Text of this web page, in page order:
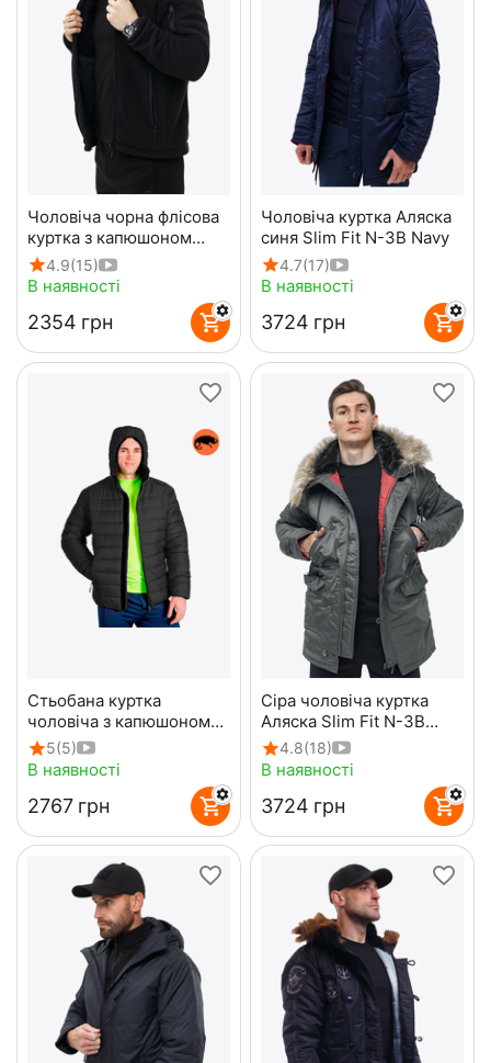
Чоловіча чорна флісова
куртка з капюшоном
Viking Black
4.9(15)
В наявності
‍2354‍ грн
Чоловіча куртка Аляска
синя Slim Fit N-3B Navy
4.7(17)
В наявності
‍3724‍ грн
Стьобана куртка
чоловіча з капюшоном
Maximus Black чорна
5(5)
В наявності
‍2767‍ грн
Сіра чоловіча куртка
Аляска Slim Fit N-3B
Gray подовжена
4.8(18)
В наявності
‍3724‍ грн